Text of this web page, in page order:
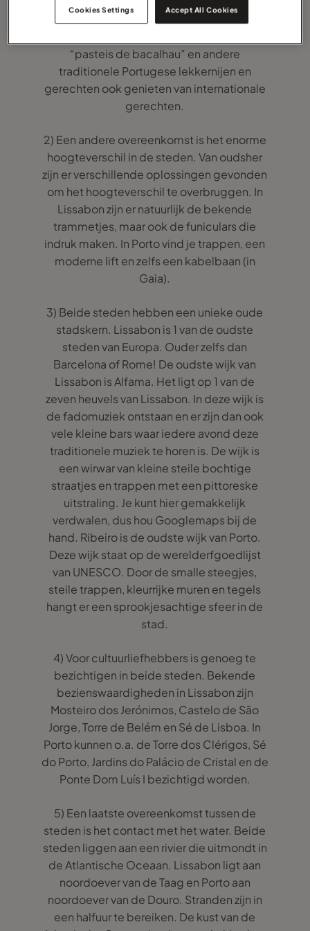
kun je naast de bekende roomgebakjes
“pasteis de bacalhau” en andere
traditionele Portugese lekkernijen en
gerechten ook genieten van internationale
gerechten.
2) Een andere overeenkomst is het enorme
hoogteverschil in de steden. Van oudsher
zijn er verschillende oplossingen gevonden
om het hoogteverschil te overbruggen. In
Lissabon zijn er natuurlijk de bekende
trammetjes, maar ook de funiculars die
indruk maken. In Porto vind je trappen, een
moderne lift en zelfs een kabelbaan (in
Gaia).
3) Beide steden hebben een unieke oude
stadskern. Lissabon is 1 van de oudste
steden van Europa. Ouder zelfs dan
Barcelona of Rome! De oudste wijk van
Lissabon is Alfama. Het ligt op 1 van de
zeven heuvels van Lissabon. In deze wijk is
de fadomuziek ontstaan en er zijn dan ook
vele kleine bars waar iedere avond deze
traditionele muziek te horen is. De wijk is
een wirwar van kleine steile bochtige
straatjes en trappen met een pittoreske
uitstraling. Je kunt hier gemakkelijk
verdwalen, dus hou Googlemaps bij de
hand. Ribeiro is de oudste wijk van Porto.
Deze wijk staat op de werelderfgoedlijst
van UNESCO. Door de smalle steegjes,
steile trappen, kleurrijke muren en tegels
hangt er een sprookjesachtige sfeer in de
stad.
4) Voor cultuurliefhebbers is genoeg te
bezichtigen in beide steden. Bekende
bezienswaardigheden in Lissabon zijn
Mosteiro dos Jerónimos, Castelo de São
Jorge, Torre de Belém en Sé de Lisboa. In
Porto kunnen o.a. de Torre dos Clérigos, Sé
do Porto, Jardins do Palácio de Cristal en de
Ponte Dom Luís I bezichtigd worden.
5) Een laatste overeenkomst tussen de
steden is het contact met het water. Beide
steden liggen aan een rivier die uitmondt in
de Atlantische Oceaan. Lissabon ligt aan
noordoever van de Taag en Porto aan
noordoever van de Douro. Stranden zijn in
een halfuur te bereiken. De kust van de
Cookies Settings Accept All Cookies